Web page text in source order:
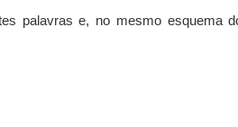
palavras e, no mesmo esquema